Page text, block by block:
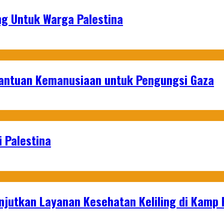
Untuk Warga Palestina
Kemanusiaan untuk Pengungsi Gaza
Palestina
Layanan Kesehatan Keliling di Kamp